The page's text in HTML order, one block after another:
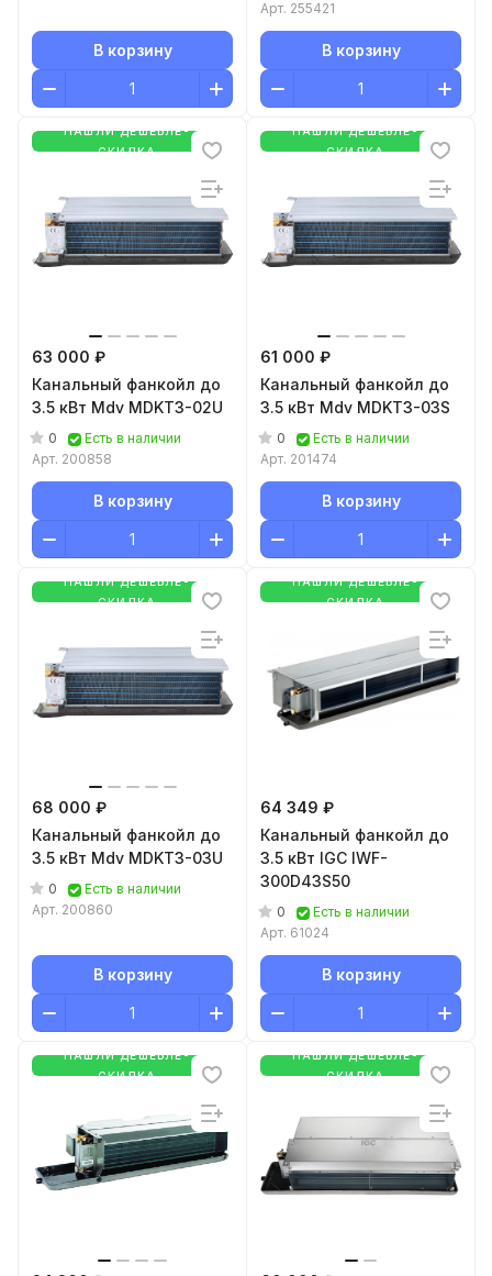
В корзину
Арт. 255421
В корзину
НАШЛИ ДЕШЕВЛЕ-
СКИДКА
63 000 ₽
Канальный фанкойл до
3.5 кВт Mdv MDKT3-02U
0
Есть в наличии
Арт. 200858
В корзину
НАШЛИ ДЕШЕВЛЕ-
СКИДКА
61 000 ₽
Канальный фанкойл до
3.5 кВт Mdv MDKT3-03S
0
Есть в наличии
Арт. 201474
В корзину
НАШЛИ ДЕШЕВЛЕ-
СКИДКА
68 000 ₽
Канальный фанкойл до
3.5 кВт Mdv MDKT3-03U
0
Есть в наличии
Арт. 200860
В корзину
НАШЛИ ДЕШЕВЛЕ-
СКИДКА
64 349 ₽
Канальный фанкойл до
3.5 кВт IGC IWF-
300D43S50
0
Есть в наличии
Арт. 61024
В корзину
НАШЛИ ДЕШЕВЛЕ-
СКИДКА
НАШЛИ ДЕШЕВЛЕ-
СКИДКА